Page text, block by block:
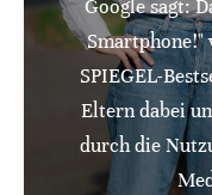
Google sagt:
Smartphone!"
SPIEGEL-
Eltern dabei
durch die